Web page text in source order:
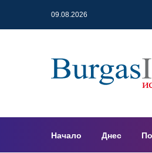
09.08.2026
Начало Днес